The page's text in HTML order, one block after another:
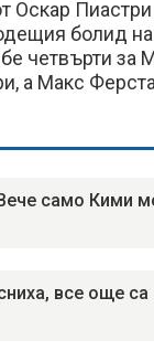
Оскар
болид
четвърти за
а Макс
само Кими
все още